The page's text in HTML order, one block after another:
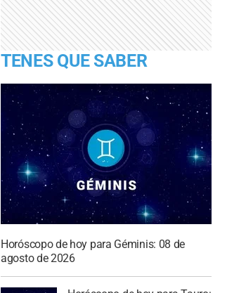
TENES QUE SABER
Horóscopo de hoy para Géminis: 08 de
agosto de 2026